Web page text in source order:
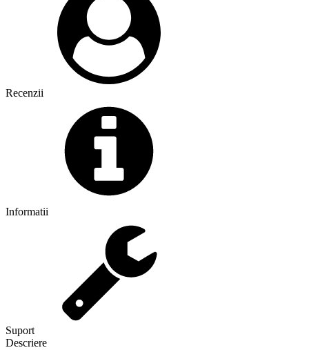
Recenzii
Informatii
Suport
Descriere